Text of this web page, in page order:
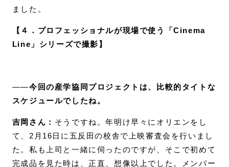
ました。
【４．プロフェッショナルが現場で使う「Cinema
Line」シリーズで撮影】
――今回の産学協同プロジェクトは、比較的タイトな
スケジュールでしたね。
吉岡さん： そうですね。年明け早々にオリエンをし
て、2月16日に五反田の校舎で上映審査会を行いまし
た。私も上司と一緒に伺ったのですが、そこで初めて
完成品を見た時は、正直、想像以上でした。メンバー